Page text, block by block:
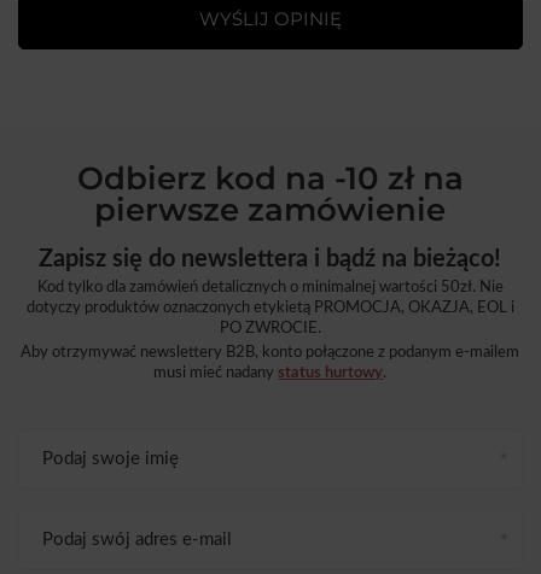
WYŚLIJ OPINIĘ
Odbierz kod na -10 zł na
pierwsze zamówienie
Zapisz się do newslettera i bądź na bieżąco!
Kod tylko dla zamówień detalicznych o minimalnej wartości 50zł. Nie
dotyczy produktów oznaczonych etykietą PROMOCJA, OKAZJA, EOL i
PO ZWROCIE.
Aby otrzymywać newslettery B2B, konto połączone z podanym e-mailem
musi mieć nadany status hurtowy.
Podaj swoje imię
Podaj swój adres e-mail